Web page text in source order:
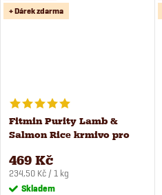
+ Dárek zdarma
Fitmin Purity Lamb &
Salmon Rice krmivo pro
469 Kč
Měrná
cena:
234,50 Kč / 1 kg
Skladem